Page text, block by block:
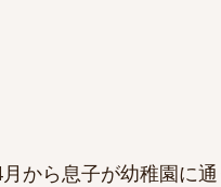
から息子が幼稚園に